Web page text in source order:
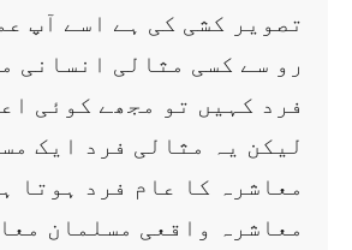
تصویر کشی کی ہے اسے آپ
رو سے کسی مثالی انسانی
فرد کہیں تو مجھے کوئی
لیکن یہ مثالی فرد ایک
معاشرہ کا عام فرد ہوتا
معاشرہ واقعی مسلمان